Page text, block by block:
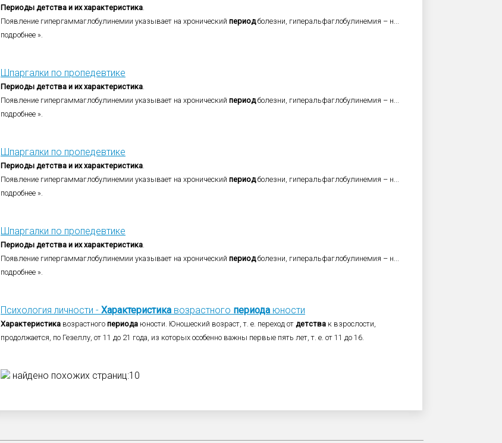
Периоды детства и их характеристика.
Появление гипергаммаглобулинемии указывает на хронический периодболезни, гиперальфаглобулинемия – н...
подробнее ».
Шпаргалки по пропедевтике
Периоды детства и их характеристика.
Появление гипергаммаглобулинемии указывает на хронический периодболезни, гиперальфаглобулинемия – н...
подробнее ».
Шпаргалки по пропедевтике
Периоды детства и их характеристика.
Появление гипергаммаглобулинемии указывает на хронический периодболезни, гиперальфаглобулинемия – н...
подробнее ».
Шпаргалки по пропедевтике
Периоды детства и их характеристика.
Появление гипергаммаглобулинемии указывает на хронический периодболезни, гиперальфаглобулинемия – н...
подробнее ».
Психология личности - Характеристика возрастного периода юности
Характеристика возрастного периода юности. Юношеский возраст, т. е. переход от детства к взрослости,
продолжается, по Гезеллу, от 11 до 21 года, из которых особенно важны первые пять лет, т. е. от 11 до 16.
найдено похожих страниц:10